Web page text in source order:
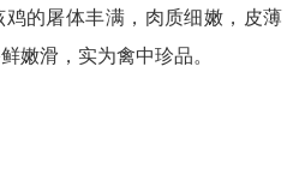
的屠体丰满，肉质细嫩，皮薄
嫩滑，实为禽中珍品。